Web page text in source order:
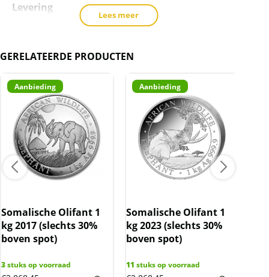
Levering
Elke munt wordt geleverd in een originele
Kwaliteit
muntcapsule. De munt kan krasjes/vlekken e.d.
hebben.
BTW
Dit product wordt onder de margeregel
verhandeld. Dit houdt in dat wij btw afdragen
over de marge die wij behalen op dit product.
De btw mag hierdoor door ons niet op de
website is inclusief btw.
Lees meer
GERELATEERDE PRODUCTEN
Aanbieding
Somalische Olifant 1
kg 2017 (slechts 30%
boven spot)
3stuks op voorraad
Aanbieding
Somalische Olifant 1
kg 2023 (slechts 30%
boven spot)
11 stuks op voorraad